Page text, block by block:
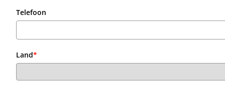
Telefoon
Land*